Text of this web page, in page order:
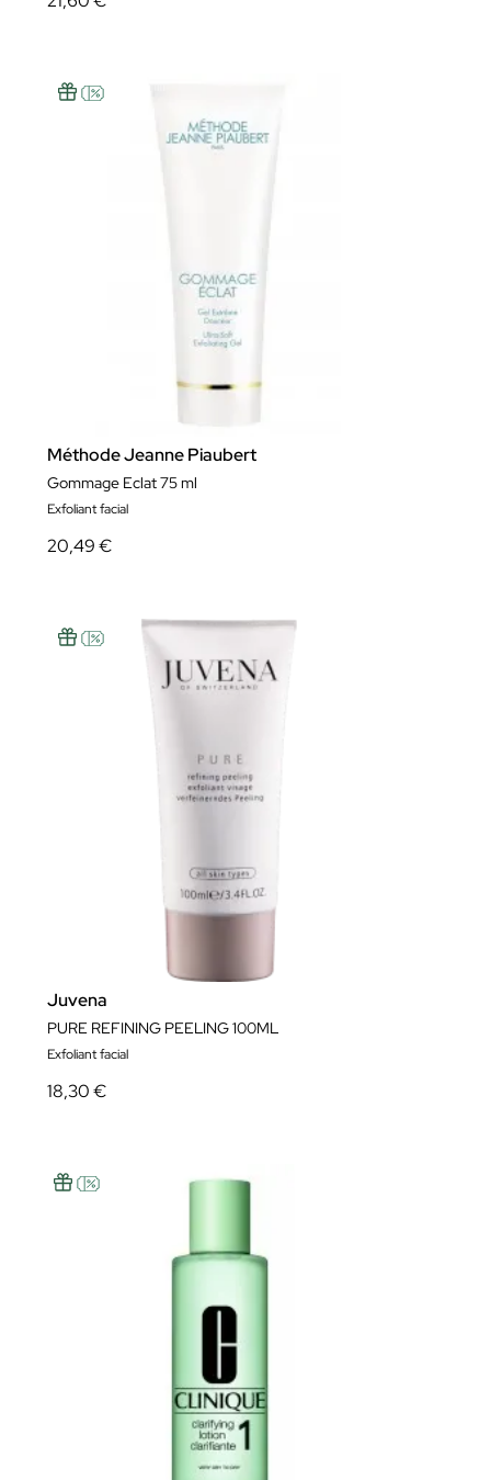
Méthode Jeanne Piaubert
Gommage Eclat 75 ml
Exfoliant facial
20,49 €
Juvena
PURE REFINING PEELING 100ML
Exfoliant facial
18,30 €